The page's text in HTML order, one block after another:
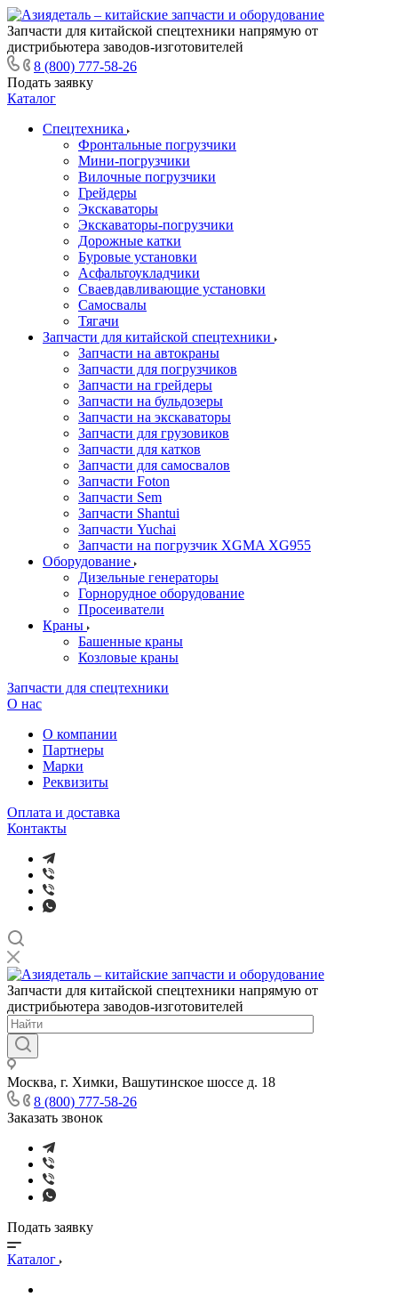
Запчасти для китайской спецтехники напрямую от
дистрибьютера заводов-изготовителей
8 (800) 777-58-26
Подать заявку
Каталог
Спецтехника
Фронтальные погрузчики
Мини-погрузчики
Вилочные погрузчики
Грейдеры
Экскаваторы
Экскаваторы-погрузчики
Дорожные катки
Буровые установки
Асфальтоукладчики
Сваевдавливающие установки
Самосвалы
Тягачи
Запчасти для китайской спецтехники
Запчасти на автокраны
Запчасти для погрузчиков
Запчасти на грейдеры
Запчасти на бульдозеры
Запчасти на экскаваторы
Запчасти для грузовиков
Запчасти для катков
Запчасти для самосвалов
Запчасти Foton
Запчасти Sem
Запчасти Shantui
Запчасти Yuchai
Запчасти на погрузчик XGMA XG955
Оборудование
Дизельные генераторы
Горнорудное оборудование
Просеиватели
Краны
Башенные краны
Козловые краны
Запчасти для спецтехники
О нас
О компании
Партнеры
Марки
Реквизиты
Оплата и доставка
Контакты
Запчасти для китайской спецтехники напрямую от
дистрибьютера заводов-изготовителей
Москва, г. Химки, Вашутинское шоссе д. 18
8 (800) 777-58-26
Заказать звонок
Подать заявку
Каталог